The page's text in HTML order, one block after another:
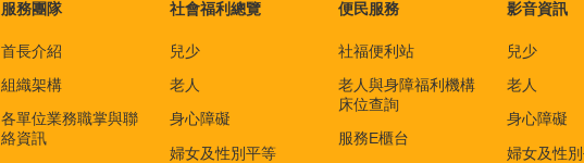
服務團隊
首長介紹
組織架構
各單位業務職掌與聯
絡資訊
社會福利總覽
兒少
老人
身心障礙
婦女及性別平等
便民服務
社福便利站
老人與身障福利機構
床位查詢
服務E櫃台
影音資訊
兒少
老人
身心障礙
婦女及性